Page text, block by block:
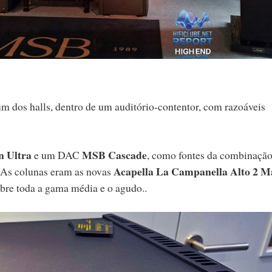
dos halls, dentro de um auditório-contentor, com razoáveis
Ultrae um DAC MSB Cascade, como fontes da combinação
colunas eram as novas Acapella La Campanella Alto 2
toda a gama média e o agudo..